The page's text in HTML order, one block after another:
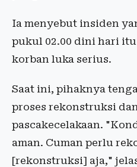
Ia menyebut insiden
pukul 02.00 dini hari
korban luka serius.
Saat ini, pihaknya
proses rekonstruksi
pascakecelakaan.
aman. Cuman perlu
[rekonstruksi] aja,"